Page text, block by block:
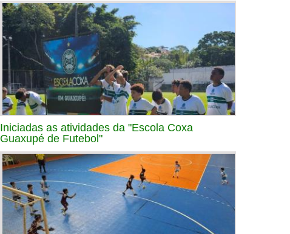
Iniciadas as atividades da "Escola Coxa
Guaxupé de Futebol"